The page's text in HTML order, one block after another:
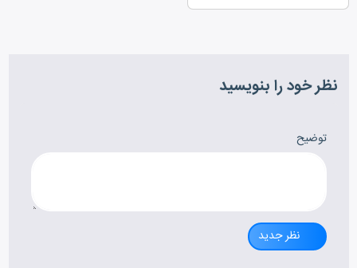
نظر خود را بنویسید
توضیح
نظر جدید